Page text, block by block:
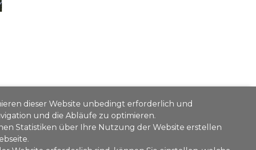
dieser Website unbedingt erforderlich und
und die Abläufe zu optimieren.
Statistiken über Ihre Nutzung der Website erstellen